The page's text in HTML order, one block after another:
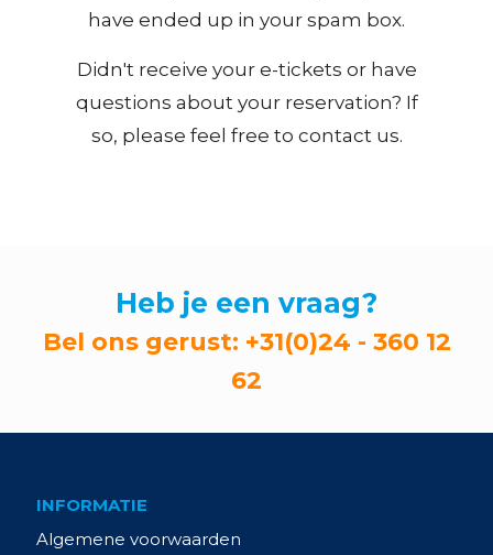
have ended up in your spam box.
Didn't receive your e-tickets or have
questions about your reservation? If
so, please feel free to contact us.
Heb je een vraag?
Bel ons gerust: +31(0)24 - 360 12
62
INFORMATIE
Algemene voorwaarden